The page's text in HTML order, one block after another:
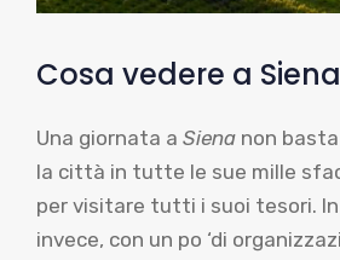
Cosa vedere a Siena
Una giornata a Siena non
la città in tutte le sue mille
per visitare tutti i suoi tesori.
invece, con un po ‘di